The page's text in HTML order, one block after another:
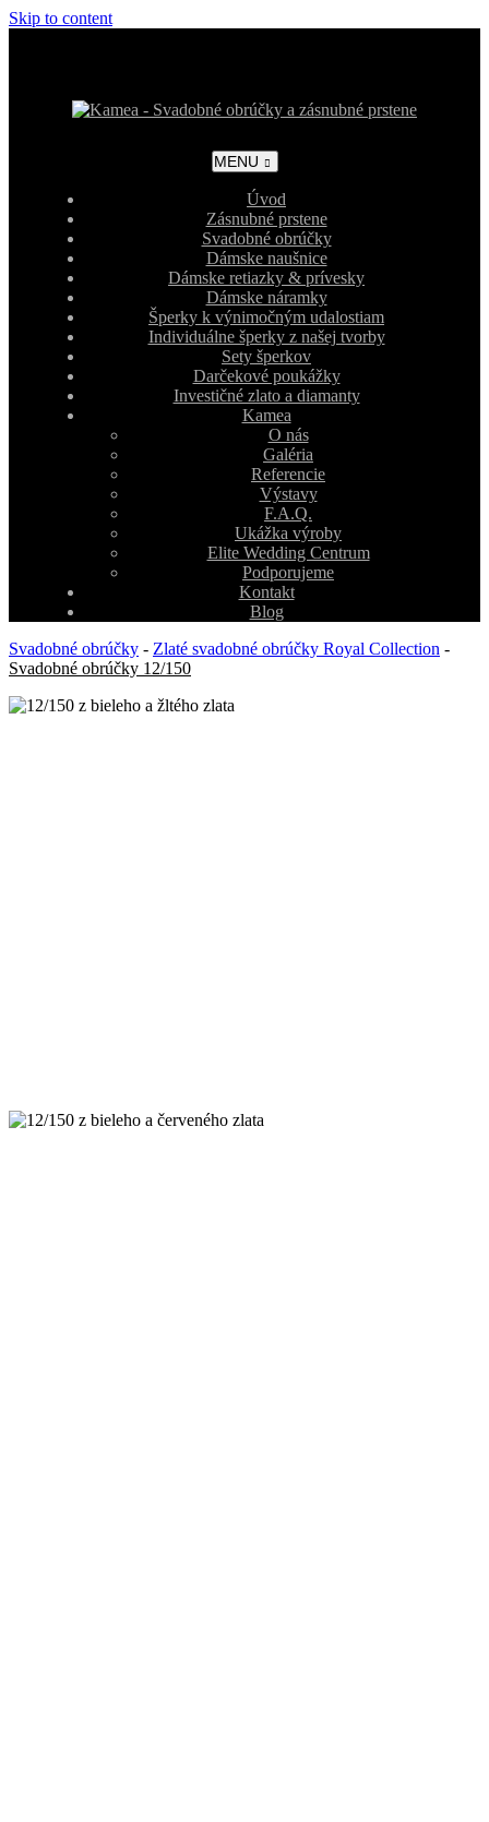
Skip to content
MENU
Úvod
Zásnubné prstene
Svadobné obrúčky
Dámske naušnice
Dámske retiazky & prívesky
Dámske náramky
Šperky k výnimočným udalostiam
Individuálne šperky z našej tvorby
Sety šperkov
Darčekové poukážky
Investičné zlato a diamanty
Kamea
O nás
Galéria
Referencie
Výstavy
F.A.Q.
Ukážka výroby
Elite Wedding Centrum
Podporujeme
Kontakt
Blog
Svadobné obrúčky - Zlaté svadobné obrúčky Royal Collection -
Svadobné obrúčky 12/150